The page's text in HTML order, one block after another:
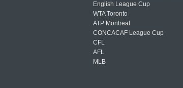
English League Cup
WTA Toronto
ATP Montreal
CONCACAF League Cup
CFL
AFL
MLB